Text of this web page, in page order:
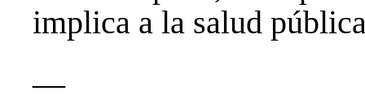
implica a la salud